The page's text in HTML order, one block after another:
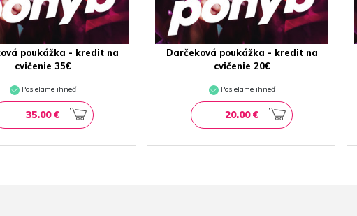
poukážka - kredit na
cvičenie 35€
Posielame ihneď
35.00 €
Darčeková poukážka - kredit na
cvičenie 20€
Posielame ihneď
20.00 €